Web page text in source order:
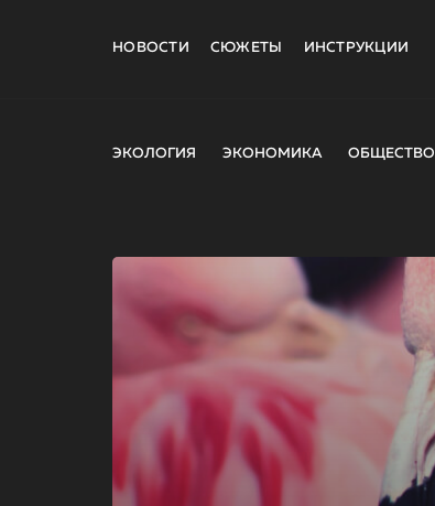
НОВОСТИ СЮЖЕТЫ ИНСТРУКЦИИ
ЭКОЛОГИЯ ЭКОНОМИКА ОБЩЕСТВО